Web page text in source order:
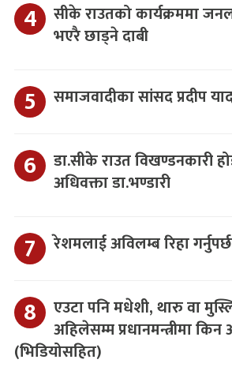
सीके राउतको कार्यक्रममा
भएरै छाड्ने दाबी
समाजवादीका सांसद प्रदीप
डा.सीके राउत विखण्डनकारी
अधिवक्ता डा.भण्डारी
रेशमलाई अविलम्ब रिहा
एउटा पनि मधेशी, थारु वा
अहिलेसम्म प्रधानमन्त्रीमा
(भिडियोसहित)